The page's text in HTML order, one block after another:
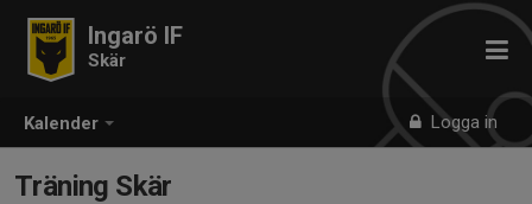
Kalender Logga in
Ingarö IF
Skär
Träning Skär